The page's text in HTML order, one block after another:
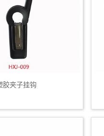
胶夹子挂钩